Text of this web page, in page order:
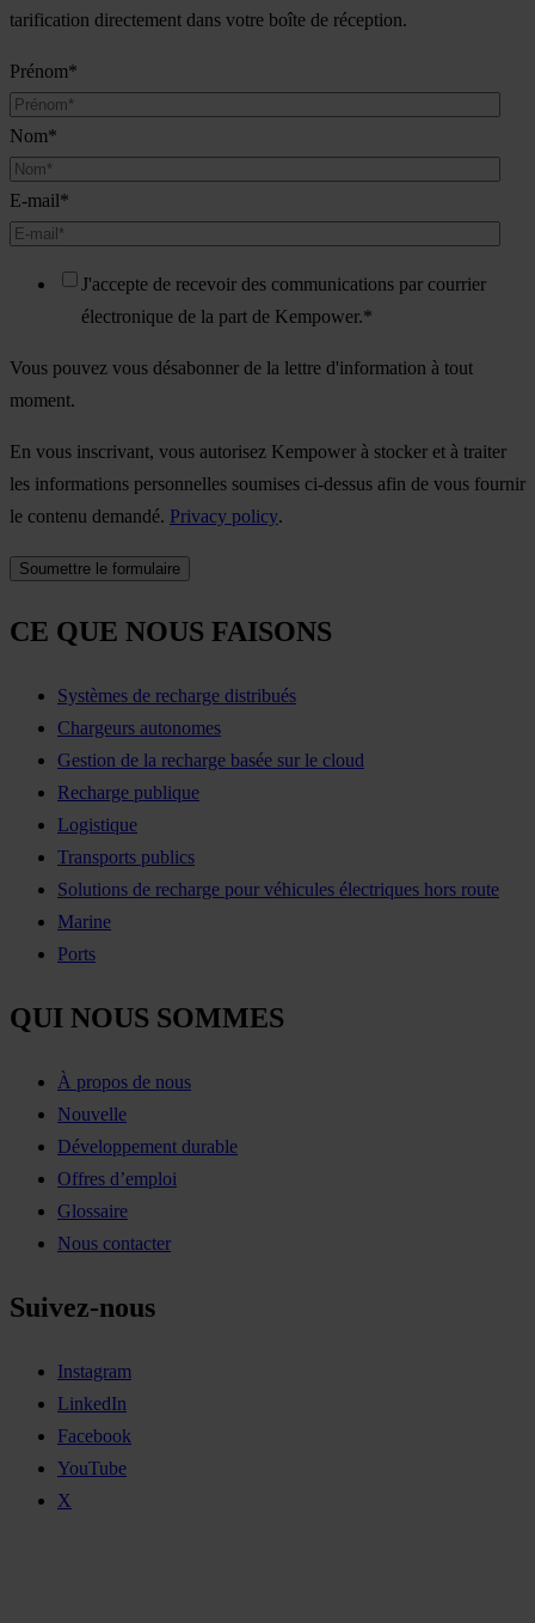
tarification directement dans votre boîte de réception.
Prénom*
Nom*
E-mail*
J'accepte de recevoir des communications par courrier
électronique de la part de Kempower.*
Vous pouvez vous désabonner de la lettre d'information à tout
moment.
En vous inscrivant, vous autorisez Kempower à stocker et à traiter
les informations personnelles soumises ci-dessus afin de vous fournir
le contenu demandé. Privacy policy.
CE QUE NOUS FAISONS
Systèmes de recharge distribués
Chargeurs autonomes
Gestion de la recharge basée sur le cloud
Recharge publique
Logistique
Transports publics
Solutions de recharge pour véhicules électriques hors route
Marine
Ports
QUI NOUS SOMMES
À propos de nous
Nouvelle
Développement durable
Offres d’emploi
Glossaire
Nous contacter
Suivez-nous
Instagram
LinkedIn
Facebook
YouTube
X